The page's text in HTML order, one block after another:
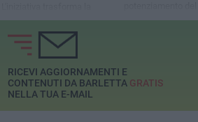
matematica in un'occasione
di confronto, collaborazione
e problem solving
potenziamento
di scienze
RICEVI AGGIORNAMENTI E
CONTENUTI DA BARLETTA GRATIS
NELLA TUA E-MAIL